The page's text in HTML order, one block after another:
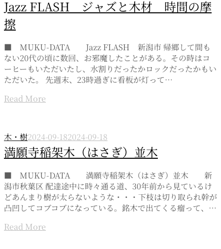
Jazz FLASH ジャズと木材 時間の摩
擦
■ MUKU-DATA Jazz FLASH 新潟市 帰郷して間も
ない20代の頃に数回、お邪魔したことがある。その時はコ
ーヒーもいただいたし、水割りだったかロックだったかもい
ただいた。 先週末、23時過ぎに看板が灯って…
Read More
木・樹2024-09-182024-09-18
満願寺稲架木（はさぎ）並木
■ MUKU-DATA 満願寺稲架木（はさぎ）並木 新
潟市秋葉区 配達途中に時々通る道、30年前から見ているけ
どあんまり樹が太らないような・・・下枝は切り取られ幹が
凸凹してコブコブになっている。銘木で出てくる瘤って、…
Read More